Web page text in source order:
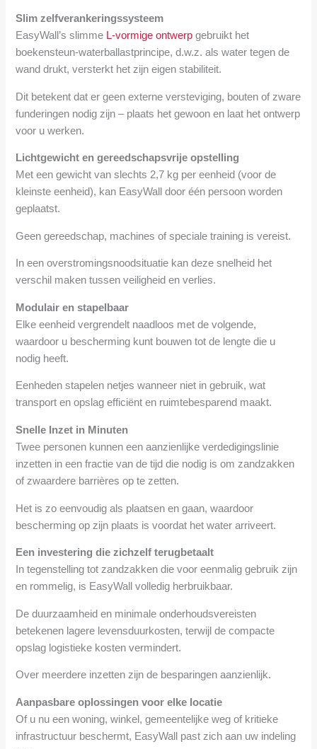
Slim zelfverankeringssysteem
EasyWall’s slimme L-vormige ontwerp gebruikt het
boekensteun-waterballastprincipe, d.w.z. als water tegen de
wand drukt, versterkt het zijn eigen stabiliteit.
Dit betekent dat er geen externe versteviging, bouten of zware
funderingen nodig zijn – plaats het gewoon en laat het ontwerp
voor u werken.
Lichtgewicht en gereedschapsvrije opstelling
Met een gewicht van slechts 2,7 kg per eenheid (voor de
kleinste eenheid), kan EasyWall door één persoon worden
geplaatst.
Geen gereedschap, machines of speciale training is vereist.
In een overstromingsnoodsituatie kan deze snelheid het
verschil maken tussen veiligheid en verlies.
Modulair en stapelbaar
Elke eenheid vergrendelt naadloos met de volgende,
waardoor u bescherming kunt bouwen tot de lengte die u
nodig heeft.
Eenheden stapelen netjes wanneer niet in gebruik, wat
transport en opslag efficiënt en ruimtebesparend maakt.
Snelle Inzet in Minuten
Twee personen kunnen een aanzienlijke verdedigingslinie
inzetten in een fractie van de tijd die nodig is om zandzakken
of zwaardere barrières op te zetten.
Het is zo eenvoudig als plaatsen en gaan, waardoor
bescherming op zijn plaats is voordat het water arriveert.
Een investering die zichzelf terugbetaalt
In tegenstelling tot zandzakken die voor eenmalig gebruik zijn
en rommelig, is EasyWall volledig herbruikbaar.
De duurzaamheid en minimale onderhoudsvereisten
betekenen lagere levensduurkosten, terwijl de compacte
opslag logistieke kosten vermindert.
Over meerdere inzetten zijn de besparingen aanzienlijk.
Aanpasbare oplossingen voor elke locatie
Of u nu een woning, winkel, gemeentelijke weg of kritieke
infrastructuur beschermt, EasyWall past zich aan uw indeling